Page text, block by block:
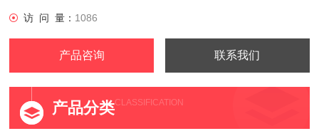
访 问 量： 1086
产品咨询 联系我们
产品分类CLASSIFICATION